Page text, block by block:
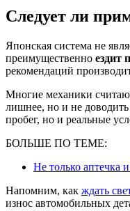
Следует ли
Японская система не
преимущественно ездит
рекомендаций
Многие механики
лишнее, но и не
пробег, но и реальные
БОЛЬШЕ ПО ТЕМЕ:
Не только аптечка
Напомним, как ждать
износ автомобильных